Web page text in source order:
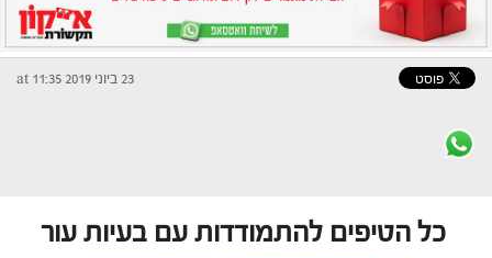
23 ביוני 2019 at 11:35
כל הטיפים להתמודדות עם בעיות עור